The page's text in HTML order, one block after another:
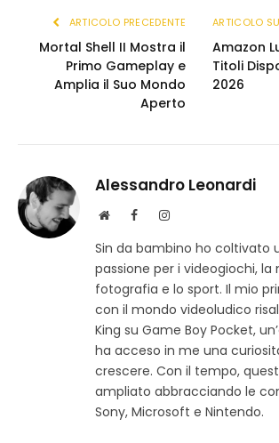
ARTICOLO PRECEDENTE
Mortal Shell II Mostra il
Primo Gameplay e
Amplia il Suo Mondo
Aperto
ARTICOLO
Amazon
Titoli
2026
Alessandro Leonardi
S
t
o
w
F
c
e
b
I
s
t
a
m
Sin da bambino ho coltivato
passione per i videogiochi, la
fotografia e lo sport. Il mio
con il mondo videoludico
King su Game Boy Pocket,
ha acceso in me una
crescere. Con il tempo,
ampliato abbracciando le
Sony, Microsoft e Nintendo.